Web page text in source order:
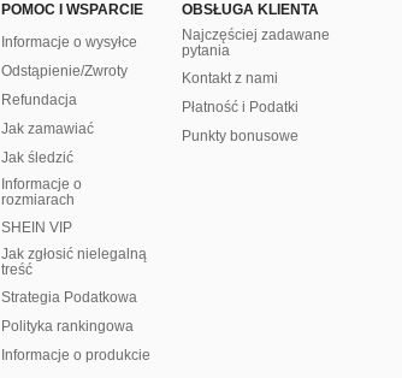
POMOC I WSPARCIE
Informacje o wysyłce
Odstąpienie/Zwroty
Refundacja
Jak zamawiać
Jak śledzić
Informacje o
rozmiarach
SHEIN VIP
Jak zgłosić nielegalną
treść
Strategia Podatkowa
Polityka rankingowa
Informacje o produkcie
OBSŁUGA KLIENTA
Najczęściej zadawane
pytania
Kontakt z nami
Płatność i Podatki
Punkty bonusowe